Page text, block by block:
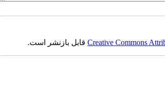
Creative Commonsقابل بازنشر است.